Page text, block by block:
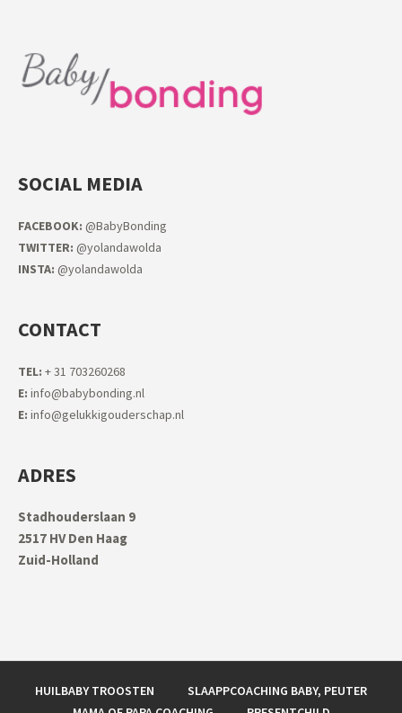
SOCIAL MEDIA
FACEBOOK: @BabyBonding
TWITTER: @yolandawolda
INSTA: @yolandawolda
CONTACT
TEL: + 31 703260268
E: info@babybonding.nl
E: info@gelukkigouderschap.nl
ADRES
Stadhouderslaan 9
2517 HV Den Haag
Zuid-Holland
HUILBABY TROOSTEN
SLAAPPCOACHING BABY, PEUTER